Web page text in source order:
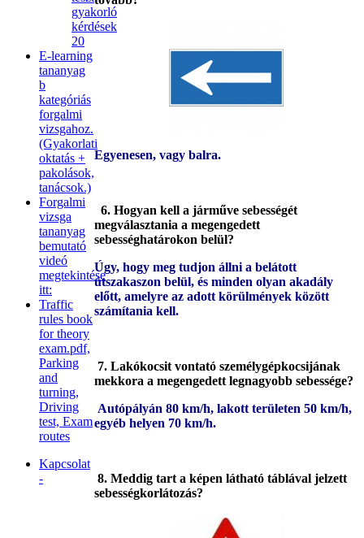
Egyenesen, vagy balra.
6. Hogyan kell a járműve sebességét
megválasztania a megengedett
sebességhatárokon belül?
Úgy, hogy meg tudjon állni a belátott
útszakaszon belül, és minden olyan akadály
előtt, amelyre az adott körülmények között
számítania kell.
7. Lakókocsit vontató személygépkocsijának
mekkora a megengedett legnagyobb sebessége?
Autópályán 80 km/h, lakott területen 50 km/h,
egyéb helyen 70 km/h.
8. Meddig tart a képen látható táblával jelzett
sebességkorlátozás?
gyakorló
kérdések
20
E-learning
tananyag
b
kategóriás
forgalmi
vizsgahoz.
(Gyakorlati
oktatás +
pakolások,
tanácsok.)
Forgalmi
vizsga
tananyag
bemutató
videó
megtekintése
itt:
Traffic
rules book
for theory
exam.pdf,
Parking
and
turning,
Driving
test, Exam
routes
Kapcsolat
-